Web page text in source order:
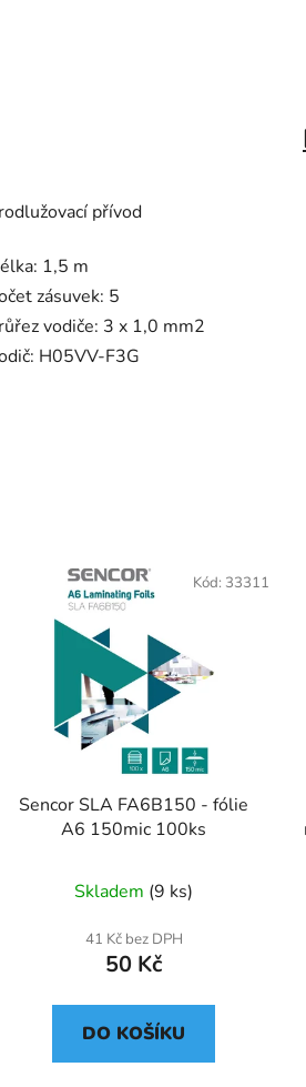
přívod
1,5 m
zásuvek: 5
vodiče: 3 x 1,0 mm2
H05VV-F3G
Sencor SLA FA6B150 - fólie
A6 150mic 100ks
Skladem (9 ks)
41 Kč bez DPH
50 Kč
DO KOŠÍKU
Kód: 33311